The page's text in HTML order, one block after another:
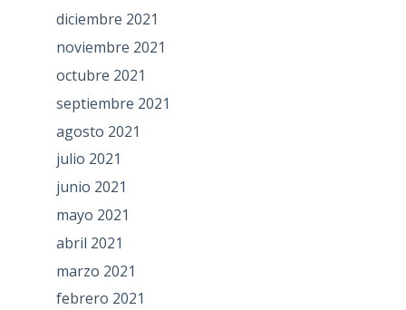
diciembre 2021
noviembre 2021
octubre 2021
septiembre 2021
agosto 2021
julio 2021
junio 2021
mayo 2021
abril 2021
marzo 2021
febrero 2021